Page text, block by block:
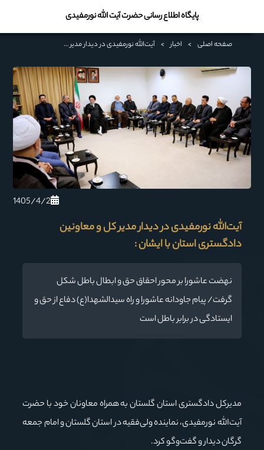
پایگاه اطلاع رسانی حضرت آیت الله نورمفیدی
صفحه اصلی > اخبار > آیت‌الله نورمفیدی در دیدار مدیر کل و معاونین دادگستری استان با ایشان :
1405/4/2
آیت‌الله نورمفیدی در دیدار مدیر کل و معاونین
دادگستری استان با ایشان :
نهضت عاشورا بر محور احقاق حق و ابطال باطل شکل
گرفت/ پیام جاودانه عاشورا و راه سیدالشهدا(ع) دفاع از حق و
ایستادگی در برابر باطل است
مدیرکل دادگستری استان گلستان به همراه معاونان خود با حضرت
آیت‌الله نورمفیدی، نماینده ولی‌فقیه در استان گلستان و امام جمعه
گرگان دیدار و گفت‌وگو کرد.